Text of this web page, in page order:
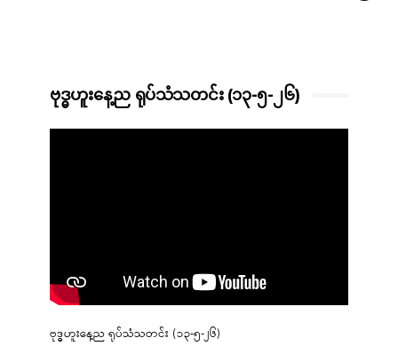
ဗုဒ္ဓဟူးနေ့ည ရုပ်သံသတင်း (၁၃-၅-၂၆)
ဗုဒ္ဓဟူးနေ့ည ရုပ်သံသတင်း (၁၃-၅-၂၆)